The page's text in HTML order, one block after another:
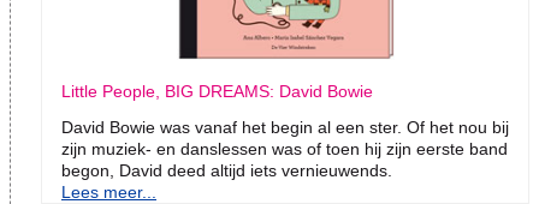
Little People, BIG DREAMS: David Bowie
David Bowie was vanaf het begin al een ster. Of het nou bij
zijn muziek- en danslessen was of toen hij zijn eerste band
begon, David deed altijd iets vernieuwends.
Lees meer...